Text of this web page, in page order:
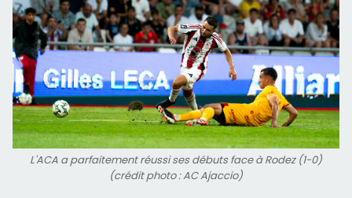
L'ACA a parfaitement réussi ses débuts face à Rodez (1-0)
(crédit photo : AC Ajaccio)